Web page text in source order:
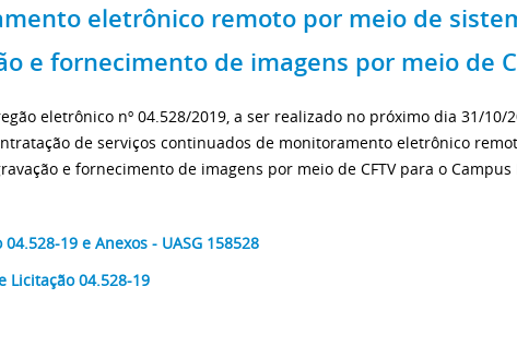
eletrônico remoto por meio de
e fornecimento de imagens por meio de
eletrônico nº 04.528/2019, a ser realizado no próximo dia 31/10/
de serviços continuados de monitoramento eletrônico
e fornecimento de imagens por meio de CFTV para o Campus
04.528-19 e Anexos - UASG 158528
Licitação 04.528-19